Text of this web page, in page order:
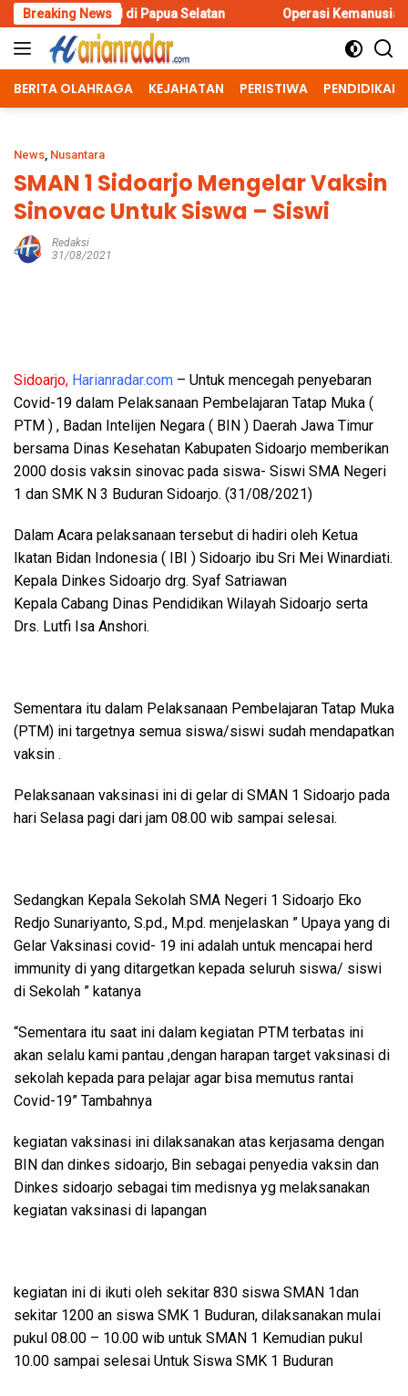
Skip
to
content
Breaking News
di Papua Selatan Operasi Kemanusiaan Polres
BERITA OLAHRAGA KEJAHATAN PERISTIWA PENDIDIKAN
News, Nusantara
SMAN 1 Sidoarjo Mengelar Vaksin
Sinovac Untuk Siswa – Siswi
Redaksi
31/08/2021
Sidoarjo, Harianradar.com – Untuk mencegah penyebaran
Covid-19 dalam Pelaksanaan Pembelajaran Tatap Muka (
PTM ) , Badan Intelijen Negara ( BIN ) Daerah Jawa Timur
bersama Dinas Kesehatan Kabupaten Sidoarjo memberikan
2000 dosis vaksin sinovac pada siswa- Siswi SMA Negeri
1 dan SMK N 3 Buduran Sidoarjo. (31/08/2021)
Dalam Acara pelaksanaan tersebut di hadiri oleh Ketua
Ikatan Bidan Indonesia ( IBI ) Sidoarjo ibu Sri Mei Winardiati.
Kepala Dinkes Sidoarjo drg. Syaf Satriawan
Kepala Cabang Dinas Pendidikan Wilayah Sidoarjo serta
Drs. Lutfi Isa Anshori.
Sementara itu dalam Pelaksanaan Pembelajaran Tatap Muka
(PTM) ini targetnya semua siswa/siswi sudah mendapatkan
vaksin .
Pelaksanaan vaksinasi ini di gelar di SMAN 1 Sidoarjo pada
hari Selasa pagi dari jam 08.00 wib sampai selesai.
Sedangkan Kepala Sekolah SMA Negeri 1 Sidoarjo Eko
Redjo Sunariyanto, S.pd., M.pd. menjelaskan ” Upaya yang di
Gelar Vaksinasi covid- 19 ini adalah untuk mencapai herd
immunity di yang ditargetkan kepada seluruh siswa/ siswi
di Sekolah ” katanya
“Sementara itu saat ini dalam kegiatan PTM terbatas ini
akan selalu kami pantau ,dengan harapan target vaksinasi di
sekolah kepada para pelajar agar bisa memutus rantai
Covid-19” Tambahnya
kegiatan vaksinasi ini dilaksanakan atas kerjasama dengan
BIN dan dinkes sidoarjo, Bin sebagai penyedia vaksin dan
Dinkes sidoarjo sebagai tim medisnya yg melaksanakan
kegiatan vaksinasi di lapangan
kegiatan ini di ikuti oleh sekitar 830 siswa SMAN 1dan
sekitar 1200 an siswa SMK 1 Buduran, dilaksanakan mulai
pukul 08.00 – 10.00 wib untuk SMAN 1 Kemudian pukul
10.00 sampai selesai Untuk Siswa SMK 1 Buduran